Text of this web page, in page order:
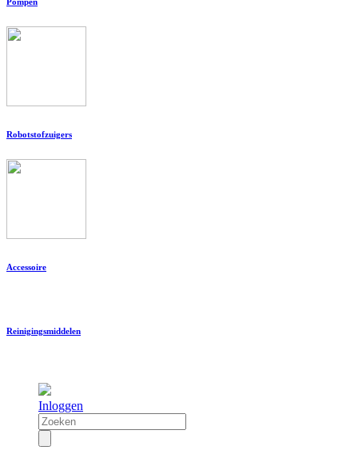
Robotstofzuigers
Accessoire
Reinigingsmiddelen
Inloggen